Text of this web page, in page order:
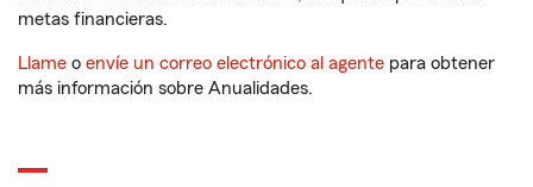
metas financieras.
Llame o envíe un correo electrónico al agente para obtener
más información sobre Anualidades.